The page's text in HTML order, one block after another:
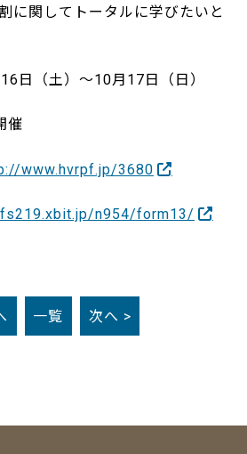
に関してトータルに学びたいと
日（土）～10月17日（日）
催
www.hvrpf.jp/3680
n954/form13/
一覧 次へ >